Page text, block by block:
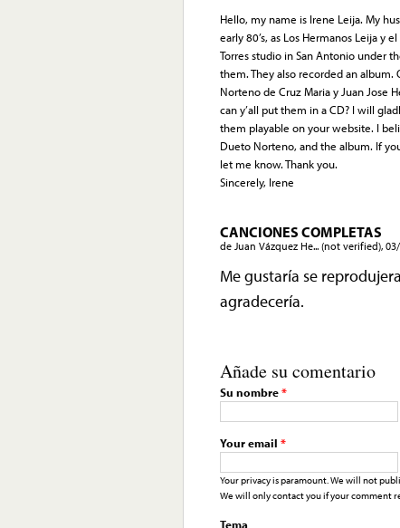
Hello, my name is Irene Leija. My
early 80’s, as Los Hermanos Leija y
Torres studio in San Antonio under
them. They also recorded an album.
Norteno de Cruz Maria y Juan Jose
can y’all put them in a CD? I will
them playable on your website. I
Dueto Norteno, and the album. If
let me know. Thank you.
Sincerely, Irene
CANCIONES COMPLETAS
de Juan Vázquez He... (not verified),
Me gustaría se
agradecería.
Añade su comentario
Su nombre*
Your email *
Your privacy is paramount. We will not
We will only contact you if your comment
Tema